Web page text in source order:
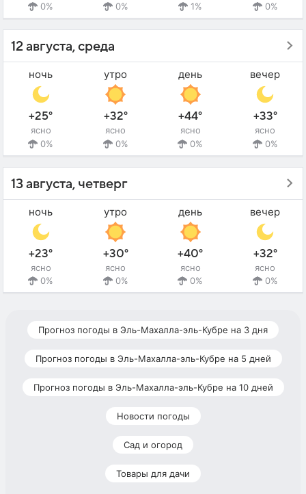
0%
0%
1%
0%
12 августа, среда
ночь
+25°
ясно
0%
утро
+32°
ясно
0%
день
+44°
ясно
0%
вечер
+33°
ясно
0%
13 августа, четверг
ночь
+23°
ясно
0%
утро
+30°
ясно
0%
день
+40°
ясно
0%
вечер
+32°
ясно
0%
Прогноз погоды в Эль-Махалла-эль-Кубре на 3 дня
Прогноз погоды в Эль-Махалла-эль-Кубре на 5 дней
Прогноз погоды в Эль-Махалла-эль-Кубре на 10 дней
Новости погоды
Сад и огород
Товары для дачи